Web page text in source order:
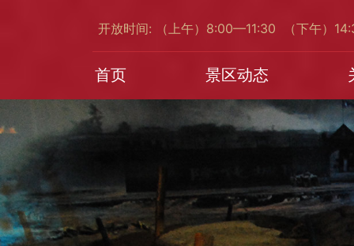
首页 景区动态
开放时间: （上午）8:00—11:30 （下午）14